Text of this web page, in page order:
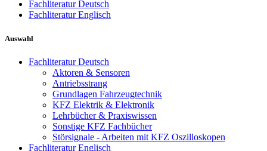
Fachliteratur Deutsch
Fachliteratur Englisch
Auswahl
Fachliteratur Deutsch
Aktoren & Sensoren
Antriebsstrang
Grundlagen Fahrzeugtechnik
KFZ Elektrik & Elektronik
Lehrbücher & Praxiswissen
Sonstige KFZ Fachbücher
Störsignale - Arbeiten mit KFZ Oszilloskopen
Fachliteratur Englisch